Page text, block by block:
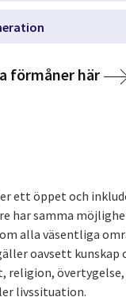
förmåner här
ett öppet och
har samma
alla väsentliga
oavsett kunskap
religion,
livssituation.